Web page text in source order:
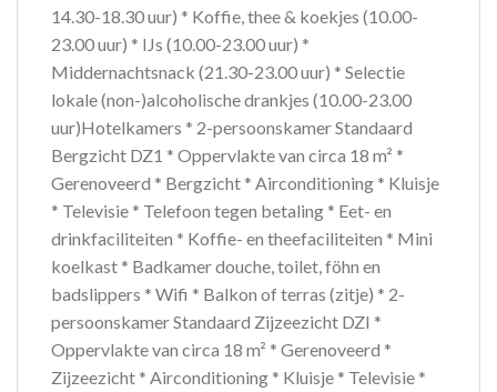
14.30-18.30 uur) * Koffie, thee & koekjes (10.00-
23.00 uur) * IJs (10.00-23.00 uur) *
Middernachtsnack (21.30-23.00 uur) * Selectie
lokale (non-)alcoholische drankjes (10.00-23.00
uur)Hotelkamers * 2-persoonskamer Standaard
Bergzicht DZ1 * Oppervlakte van circa 18 m² *
Gerenoveerd * Bergzicht * Airconditioning * Kluisje
* Televisie * Telefoon tegen betaling * Eet- en
drinkfaciliteiten * Koffie- en theefaciliteiten * Mini
koelkast * Badkamer douche, toilet, föhn en
badslippers * Wifi * Balkon of terras (zitje) * 2-
persoonskamer Standaard Zijzeezicht DZI *
Oppervlakte van circa 18 m² * Gerenoveerd *
Zijzeezicht * Airconditioning * Kluisje * Televisie *